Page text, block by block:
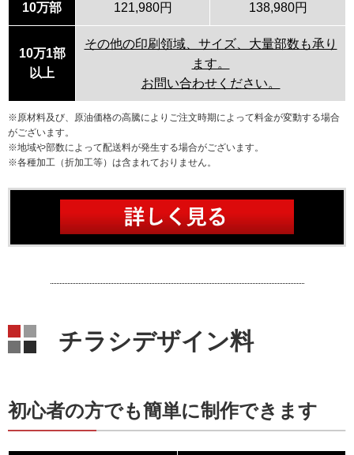
10万部 121,980円 138,980円
10万1部
以上
その他の印刷領域、サイズ、大量部数も承り
ます。
お問い合わせください。
※原材料及び、原油価格の高騰によりご注文時期によって料金が変動する場合
がございます。
※地域や部数によって配送料が発生する場合がございます。
※各種加工（折加工等）は含まれておりません。
チラシデザイン料
初心者の方でも簡単に制作できます